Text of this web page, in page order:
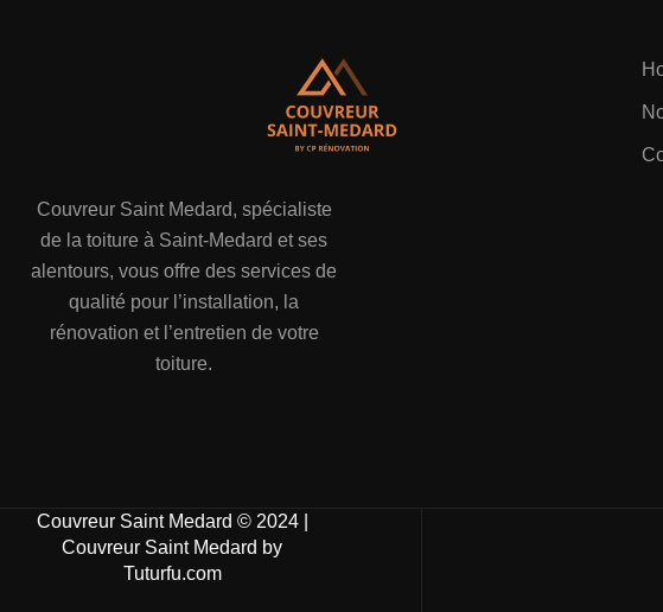
Couvreur Saint Medard, spécialiste
de la toiture à Saint-Medard et ses
alentours, vous offre des services de
qualité pour l’installation, la
rénovation et l’entretien de votre
toiture.
Couvreur Saint Medard © 2024 |
Couvreur Saint Medard by
Tuturfu.com